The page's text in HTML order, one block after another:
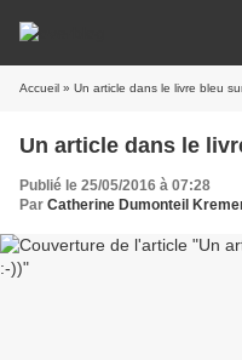
Accueil » Un article dans le livre bleu
Un article dans le
Publié le 25/05/2016 à 07:28
Par Catherine Dumonteil